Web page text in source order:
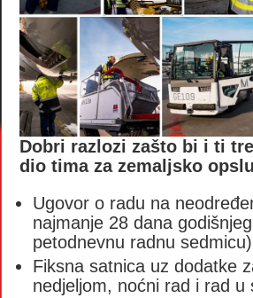
Dobri razlozi zašto bi i ti
dio tima za zemaljsko
Ugovor o radu na
najmanje 28 dana
petodnevnu radnu sedmicu)
Fiksna satnica uz dodatke
nedjeljom, noćni rad i rad u